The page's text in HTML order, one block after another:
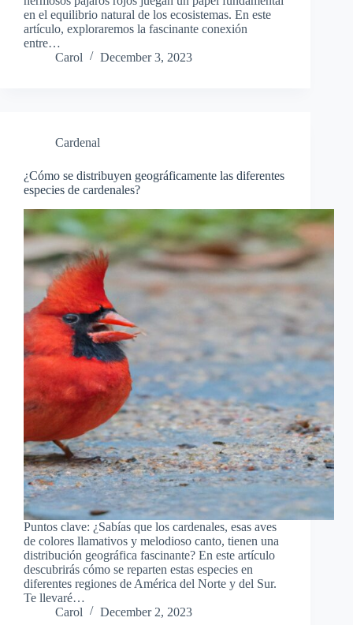
en el equilibrio natural de los ecosistemas. En este
artículo, exploraremos la fascinante conexión
entre…
Carol
December 3, 2023
Cardenal
¿Cómo se distribuyen geográficamente las diferentes
especies de cardenales?
Puntos clave: ¿Sabías que los cardenales, esas aves
de colores llamativos y melodioso canto, tienen una
distribución geográfica fascinante? En este artículo
descubrirás cómo se reparten estas especies en
diferentes regiones de América del Norte y del Sur.
Te llevaré…
Carol
December 2, 2023